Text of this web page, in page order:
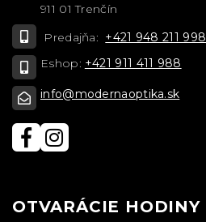
911 01 Trenčín
Predajňa: +421 948 211 998
Eshop: +421 911 411 988
info@modernaoptika.sk
OTVARÁCIE HODINY